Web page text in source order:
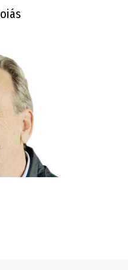
o dia em que o
dizendo "coitados dos
e a França gera
apenas dois mil leitos
isso cite o desfecho
de Chateubriand: "Os
respeito, pedem outros
Esse "senhores" diz